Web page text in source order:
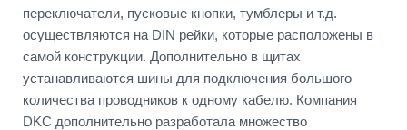
переключатели, пусковые кнопки, тумблеры и т.д.
осуществляются на DIN рейки, которые расположены в
самой конструкции. Дополнительно в щитах
устанавливаются шины для подключения большого
количества проводников к одному кабелю. Компания
DKC дополнительно разработала множество